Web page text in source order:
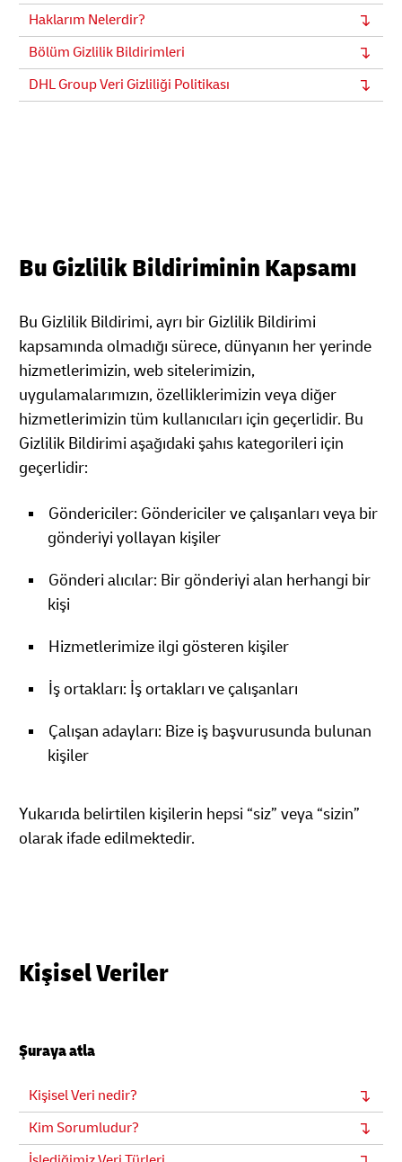
Haklarım Nelerdir?
Bölüm Gizlilik Bildirimleri
DHL Group Veri Gizliliği Politikası
Bu Gizlilik Bildiriminin Kapsamı
Bu Gizlilik Bildirimi, ayrı bir Gizlilik Bildirimi
kapsamında olmadığı sürece, dünyanın her yerinde
hizmetlerimizin, web sitelerimizin,
uygulamalarımızın, özelliklerimizin veya diğer
hizmetlerimizin tüm kullanıcıları için geçerlidir. Bu
Gizlilik Bildirimi aşağıdaki şahıs kategorileri için
geçerlidir:
Göndericiler: Göndericiler ve çalışanları veya bir
gönderiyi yollayan kişiler
Gönderi alıcılar: Bir gönderiyi alan herhangi bir
kişi
Hizmetlerimize ilgi gösteren kişiler
İş ortakları: İş ortakları ve çalışanları
Çalışan adayları: Bize iş başvurusunda bulunan
kişiler
Yukarıda belirtilen kişilerin hepsi “siz” veya “sizin”
olarak ifade edilmektedir.
Kişisel Veriler
Şuraya atla
Kişisel Veri nedir?
Kim Sorumludur?